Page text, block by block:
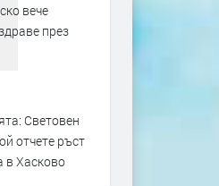
вече
през
Световен
отчете ръст
в Хасково